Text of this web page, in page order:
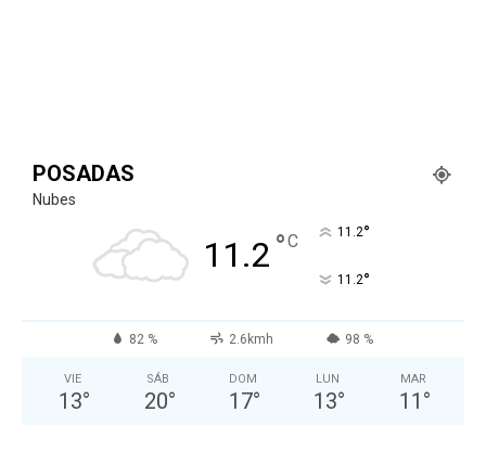
POSADAS
Nubes
11.2 °C 11.2°
11.2°
82 % 2.6kmh 98 %
VIE
13°
SÁB
20°
DOM
17°
LUN
13°
MAR
11 °